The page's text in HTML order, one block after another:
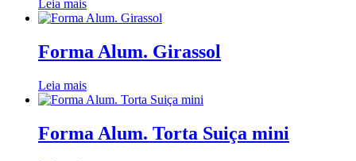
Leia mais
Forma Alum. Girassol
Leia mais
Forma Alum. Torta Suiça mini